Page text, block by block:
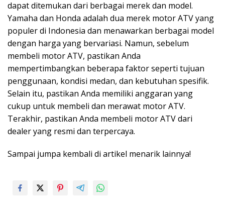
dapat ditemukan dari berbagai merek dan model.
Yamaha dan Honda adalah dua merek motor ATV yang
populer di Indonesia dan menawarkan berbagai model
dengan harga yang bervariasi. Namun, sebelum
membeli motor ATV, pastikan Anda
mempertimbangkan beberapa faktor seperti tujuan
penggunaan, kondisi medan, dan kebutuhan spesifik.
Selain itu, pastikan Anda memiliki anggaran yang
cukup untuk membeli dan merawat motor ATV.
Terakhir, pastikan Anda membeli motor ATV dari
dealer yang resmi dan terpercaya.
Sampai jumpa kembali di artikel menarik lainnya!